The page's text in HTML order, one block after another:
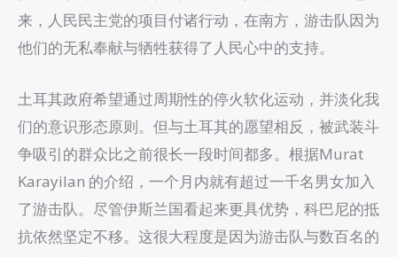
来，人民民主党的项目付诸行动，在南方，游击队因为
他们的无私奉献与牺牲获得了人民心中的支持。
土耳其政府希望通过周期性的停火软化运动，并淡化我
们的意识形态原则。但与土耳其的愿望相反，被武装斗
争吸引的群众比之前很长一段时间都多。根据Murat
Karayilan 的介绍，一个月内就有超过一千名男女加入
了游击队。尽管伊斯兰国看起来更具优势，科巴尼的抵
抗依然坚定不移。这很大程度是因为游击队与数百名的